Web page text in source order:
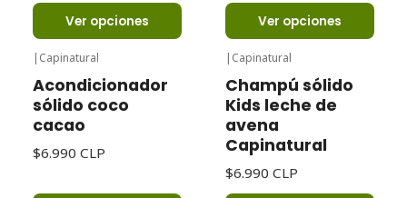
Ver opciones Ver opciones
| Capinatural
Acondicionador
sólido coco
cacao
$6.990 CLP
| Capinatural
Champú sólido
Kids leche de
avena
Capinatural
$6.990 CLP